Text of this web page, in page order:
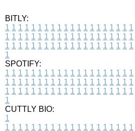
BITLY:
1 1 1 1 1 1 1 1 1 1 1 1 1 1 1 1 1 1 1 1
1 1 1 1 1 1 1 1 1 1 1 1 1 1 1 1 1 1 1 1
1 1 1 1 1 1 1 1 1 1 1 1 1 1 1 1 1 1 1 1
1
SPOTIFY:
1 1 1 1 1 1 1 1 1 1 1 1 1 1 1 1 1 1 1 1
1 1 1 1 1 1 1 1 1 1 1 1 1 1 1 1 1 1 1 1
1 1 1 1 1 1 1 1 1 1 1 1 1 1 1 1 1 1 1 1
1
CUTTLY BIO:
1
1 1 1 1 1 1 1 1 1 1 1 1 1 1 1 1 1 1 1 1